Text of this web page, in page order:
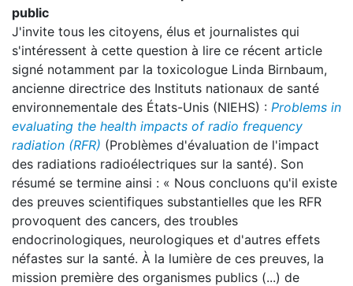
public
J'invite tous les citoyens, élus et journalistes qui
s'intéressent à cette question à lire ce récent article
signé notamment par la toxicologue Linda Birnbaum,
ancienne directrice des Instituts nationaux de santé
environnementale des États-Unis (NIEHS) : Problems in
evaluating the health impacts of radio frequency
radiation (RFR) (Problèmes d'évaluation de l'impact
des radiations radioélectriques sur la santé). Son
résumé se termine ainsi : « Nous concluons qu'il existe
des preuves scientifiques substantielles que les RFR
provoquent des cancers, des troubles
endocrinologiques, neurologiques et d'autres effets
néfastes sur la santé. À la lumière de ces preuves, la
mission première des organismes publics (...) de